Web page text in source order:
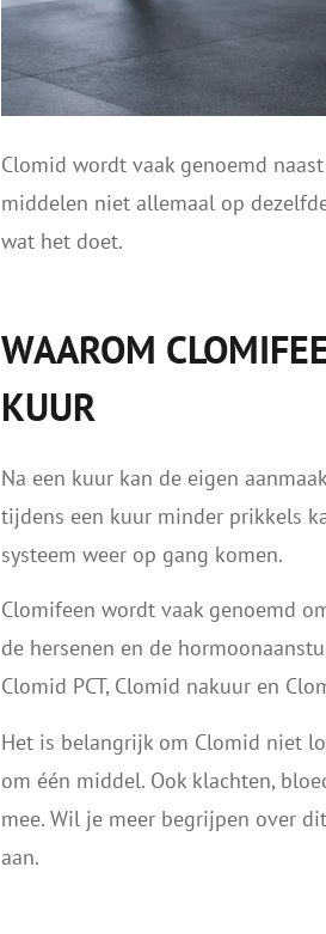
Clomid wordt vaak genoemd
middelen niet allemaal op
wat het doet.
WAAROM
KUUR
Na een kuur kan de eigen
tijdens een kuur minder prikkels
systeem weer op gang komen.
Clomifeen wordt vaak genoemd
de hersenen en de
Clomid PCT, Clomid nakuur en
Het is belangrijk om Clomid niet
om één middel. Ook klachten,
mee. Wil je meer begrijpen over
aan.